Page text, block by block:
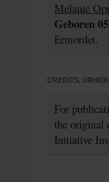
Melanie
Geboren
Ermordet.
CREDITS,
For
the original
Initiative